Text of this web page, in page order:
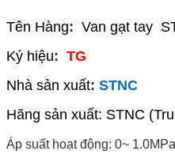
Tên Hàng: Van gạt tay
Ký hiệu: TG
Nhà sản xuất: STNC
Hãng sản xuất: STNC
Áp suất hoạt động: 0~